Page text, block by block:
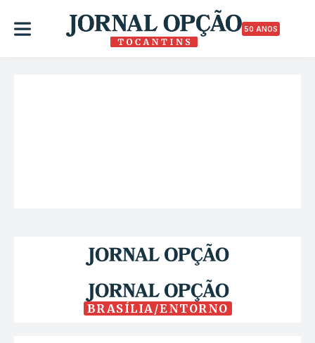
50 ANOS
BRASÍLIA/ENTORNO